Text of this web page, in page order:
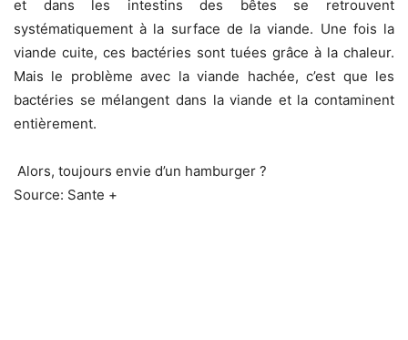
et dans les intestins des bêtes se retrouvent
systématiquement à la surface de la viande. Une fois la
viande cuite, ces bactéries sont tuées grâce à la chaleur.
Mais le problème avec la viande hachée, c’est que les
bactéries se mélangent dans la viande et la contaminent
entièrement.
Alors, toujours envie d’un hamburger ?
Source: Sante +